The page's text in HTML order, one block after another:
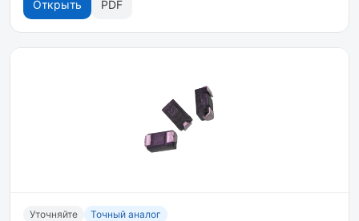
Открыть PDF
Уточняйте Точный аналог